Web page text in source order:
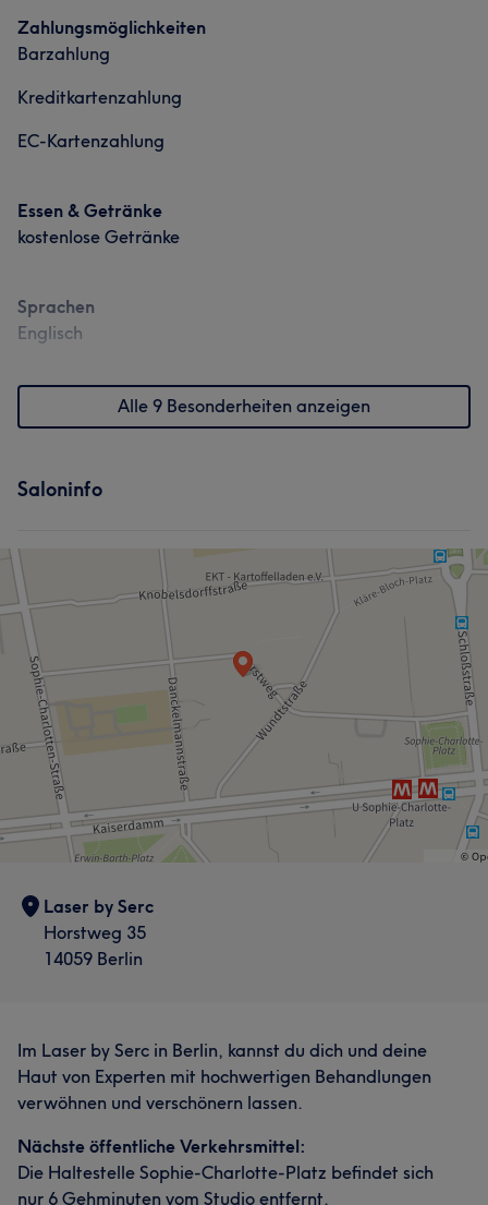
Zahlungsmöglichkeiten
Barzahlung
Kreditkartenzahlung
EC-Kartenzahlung
Essen & Getränke
kostenlose Getränke
Sprachen
Englisch
Alle 9 Besonderheiten anzeigen
Saloninfo
Laser by Serc
Horstweg 35
14059 Berlin
Im Laser by Serc in Berlin, kannst du dich und deine
Haut von Experten mit hochwertigen Behandlungen
verwöhnen und verschönern lassen.
Nächste öffentliche Verkehrsmittel:
Die Haltestelle Sophie-Charlotte-Platz befindet sich
nur 6 Gehminuten vom Studio entfernt.